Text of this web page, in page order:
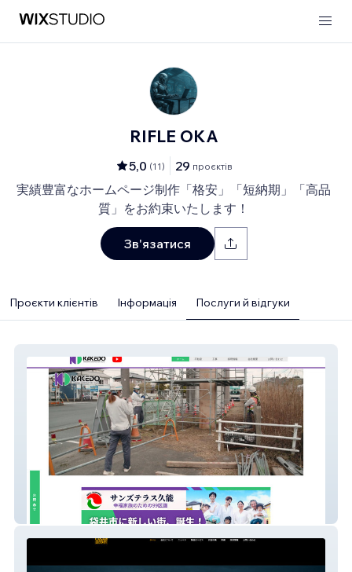
RIFLE OKA
5,0 (11) 29 проєктів
実績豊富なホームページ制作「格安」「短納期」「高品
質」をお約束いたします！
Зв'язатися
Проєкти клієнтів Інформація Послуги й відгуки
掛川土建公式HP